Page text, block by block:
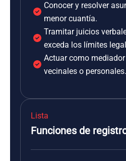
Conocer y resolver
menor cuantía.
Tramitar juicios
exceda los límites
Actuar como
vecinales o personales.
Lista
Funciones de